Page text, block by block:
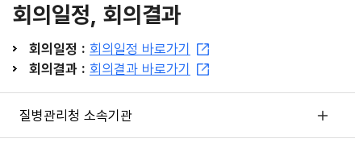
회의일정, 회의결과
회의일정 : 회의일정 바로가기
회의결과 : 회의결과 바로가기
질병관리청 소속기관